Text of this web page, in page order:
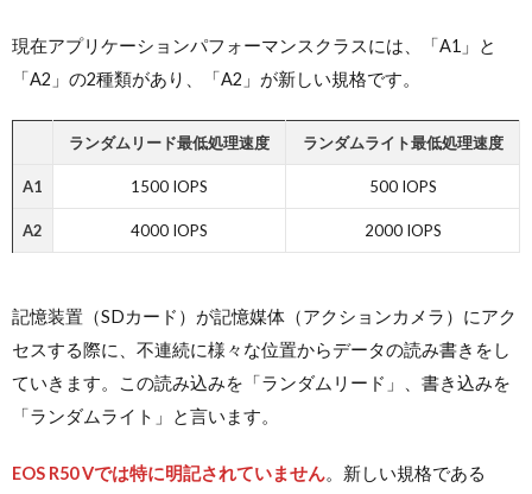
現在アプリケーションパフォーマンスクラスには、「A1」と
「A2」の2種類があり、「A2」が新しい規格です。
ランダムリード最低処理速度 ランダムライト最低処理速度
A1 1500 IOPS 500 IOPS
A2 4000 IOPS 2000 IOPS
記憶装置（SDカード）が記憶媒体（アクションカメラ）にアク
セスする際に、不連続に様々な位置からデータの読み書きをし
ていきます。この読み込みを「ランダムリード」、書き込みを
「ランダムライト」と言います。
EOS R50 Vでは特に明記されていません。新しい規格である